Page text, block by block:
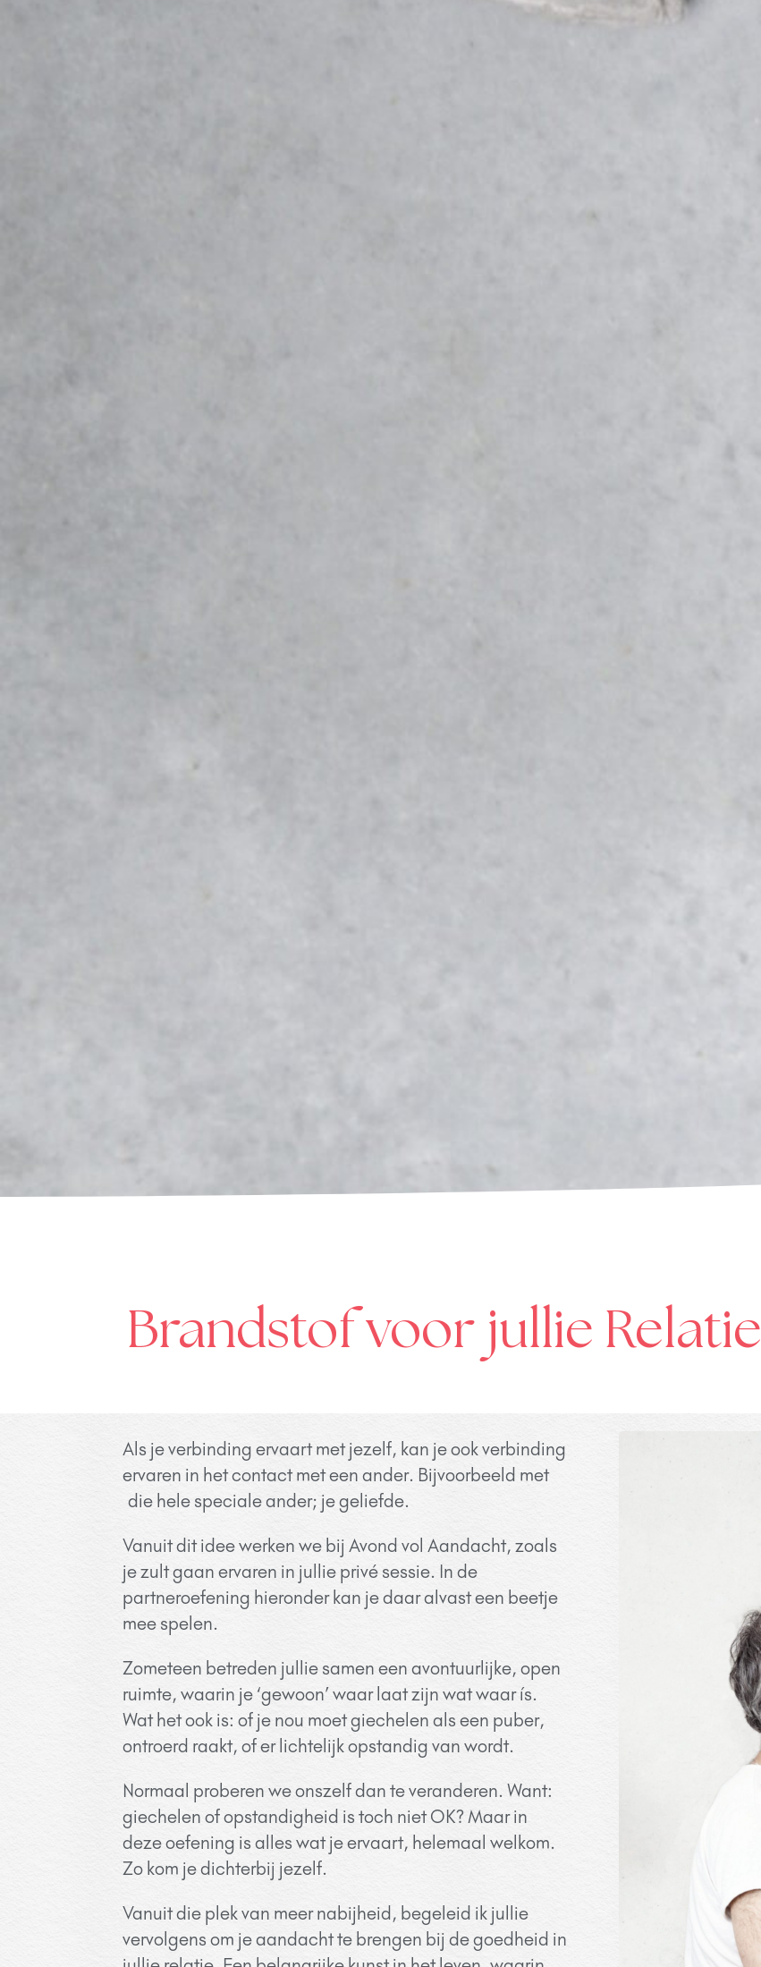
Brandstof voor jullie Relatie
Als je verbinding ervaart met jezelf, kan je ook verbinding
ervaren in het contact met een ander. Bijvoorbeeld met
die hele speciale ander; je geliefde.
Vanuit dit idee werken we bij Avond vol Aandacht, zoals
je zult gaan ervaren in jullie privé sessie. In de
partneroefening hieronder kan je daar alvast een beetje
mee spelen.
Zometeen betreden jullie samen een avontuurlijke, open
ruimte, waarin je ‘gewoon’ waar laat zijn wat waar ís.
Wat het ook is: of je nou moet giechelen als een puber,
ontroerd raakt, of er lichtelijk opstandig van wordt.
Normaal proberen we onszelf dan te veranderen. Want:
giechelen of opstandigheid is toch niet OK? Maar in
deze oefening is alles wat je ervaart, helemaal welkom.
Zo kom je dichterbij jezelf.
Vanuit die plek van meer nabijheid, begeleid ik jullie
vervolgens om je aandacht te brengen bij de goedheid in